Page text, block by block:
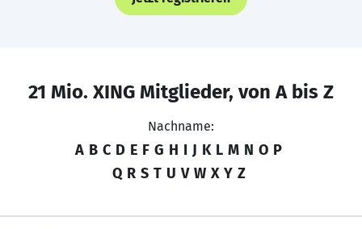
21 Mio. XING Mitglieder, von A bis Z
Nachname:
A B C D E F G H I J K L M N O P
Q R S T U V W X Y Z